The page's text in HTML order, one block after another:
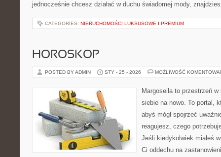
jednocześnie chcesz działać w duchu świadomej mody,
CATEGORIES: NIERUCHOMOŚCI LUKSUSOWE I PREMIUM
HOROSKOP
POSTED BY ADMIN STY - 25 - 2026 MOŻLIWOŚĆ
Margoseila to przestrzeń
siebie na nowo. To portal,
abyś mógł spojrzeć
reagujesz, czego
Jeśli kiedykolwiek miałeś
Ci oddechu na